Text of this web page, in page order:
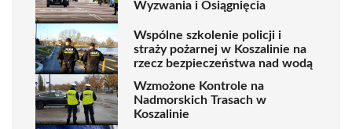
Wyzwania i Osiągnięcia
Wspólne szkolenie policji i
straży pożarnej w Koszalinie na
rzecz bezpieczeństwa nad wodą
Wzmożone Kontrole na
Nadmorskich Trasach w
Koszalinie